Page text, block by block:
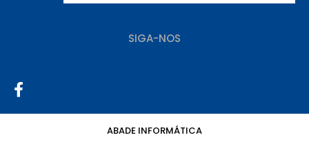
SIGA-NOS
ABADE INFORMÁTICA